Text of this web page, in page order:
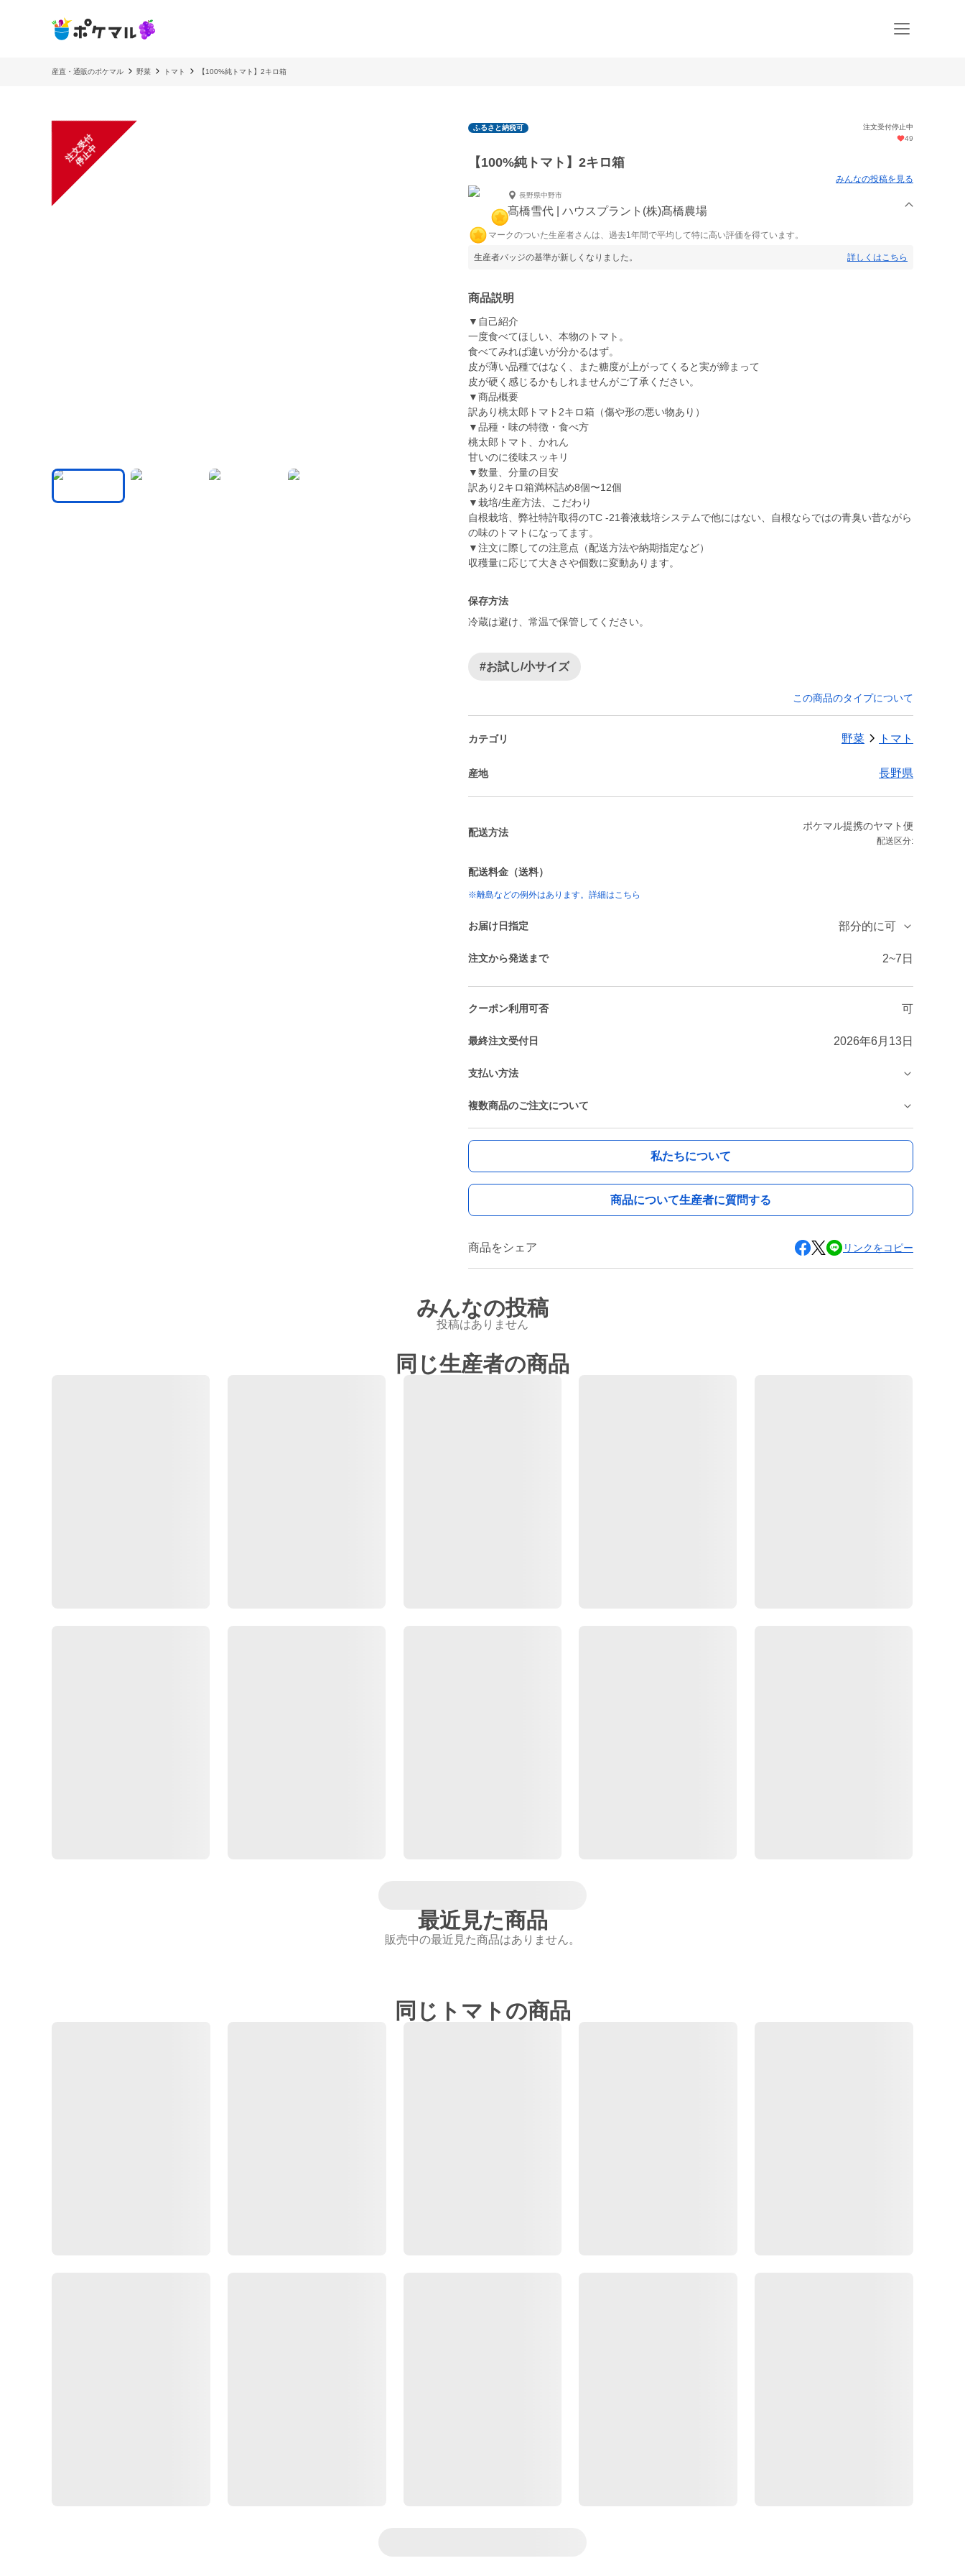
産直・通販のポケマル 野菜 トマト 【100%純トマト】2キロ箱
注
文
受
付
停
止
中
ふるさと納税可
注文受付停止中
49
【100%純トマト】2キロ箱
みんなの投稿を見る
長野県中野市
髙橋雪代 | ハウスプラント(株)髙橋農場
マークのついた生産者さんは、過去1年間で平均して特に高い評価を得ています。
生産者バッジの基準が新しくなりました。 詳しくはこちら
商品説明
▼自己紹介
一度食べてほしい、本物のトマト。
食べてみれば違いが分かるはず。
皮が薄い品種ではなく、また糖度が上がってくると実が締まって
皮が硬く感じるかもしれませんがご了承ください。
▼商品概要
訳あり桃太郎トマト2キロ箱（傷や形の悪い物あり）
▼品種・味の特徴・食べ方
桃太郎トマト、かれん
甘いのに後味スッキリ
▼数量、分量の目安
訳あり2キロ箱満杯詰め8個〜12個
▼栽培/生産方法、こだわり
自根栽培、弊社特許取得のTC -21養液栽培システムで他にはない、自根ならではの青臭い昔ながら
の味のトマトになってます。
▼注文に際しての注意点（配送方法や納期指定など）
収穫量に応じて大きさや個数に変動あります。
保存方法
冷蔵は避け、常温で保管してください。
#お試し/小サイズ
この商品のタイプについて
カテゴリ 野菜 トマト
産地 長野県
配送方法
ポケマル提携のヤマト便
配送区分:
配送料金（送料）
※離島などの例外はあります。詳細はこちら
お届け日指定 部分的に可
注文から発送まで 2~7日
クーポン利用可否 可
最終注文受付日 2026年6月13日
支払い方法
複数商品のご注文について
私たちについて
商品について生産者に質問する
商品をシェア リンクをコピー
みんなの投稿
投稿はありません
同じ生産者の商品
最近見た商品
販売中の最近見た商品はありません。
同じトマトの商品